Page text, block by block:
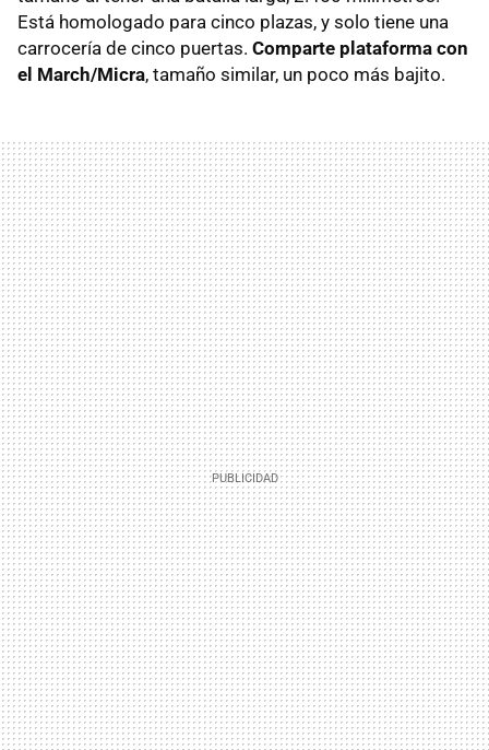
Está homologado para cinco plazas, y solo tiene una
carrocería de cinco puertas. Comparte plataforma con
el March/Micra, tamaño similar, un poco más bajito.